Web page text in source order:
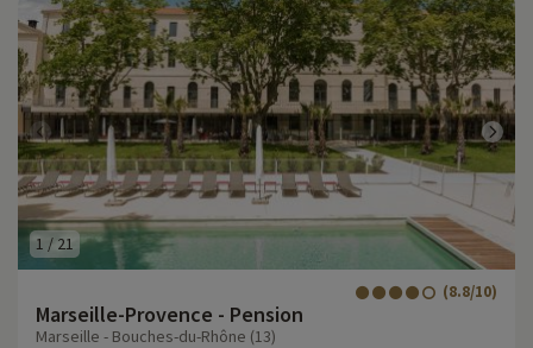
1 / 21
Marseille-Provence - Pension
(8.8/10)
Marseille - Bouches-du-Rhône (13)